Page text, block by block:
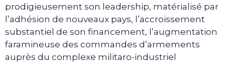
prodigieusement son leadership, matérialisé par
l’adhésion de nouveaux pays, l’accroissement
substantiel de son financement, l’augmentation
faramineuse des commandes d’armements
auprès du complexe militaro-industriel